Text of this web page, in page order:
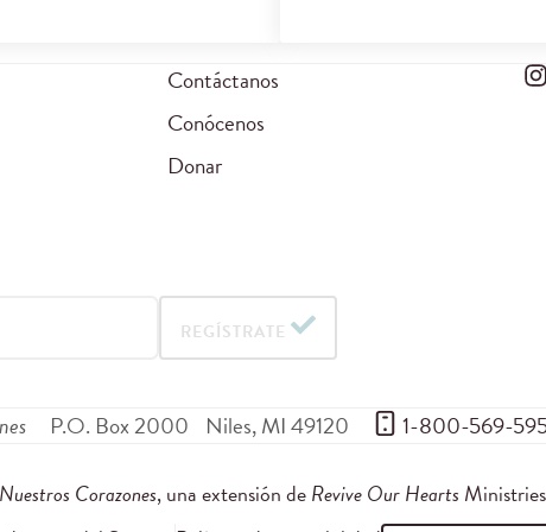
Contáctanos
Conócenos
Donar
REGÍSTRATE
P.O. Box 2000 Niles,MI49120 1-800-569-
Corazones, una extensión deRevive Our Hearts Ministries